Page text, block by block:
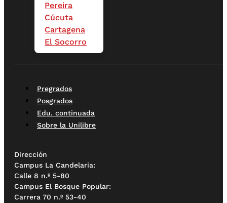
Pereira
Cúcuta
Cartagena
El Socorro
Pregrados
Posgrados
Edu. continuada
Sobre la Unilibre
Dirección
Campus La Candelaria:
Calle 8 n.º 5-80
Campus El Bosque Popular:
Carrera 70 n.º 53-40